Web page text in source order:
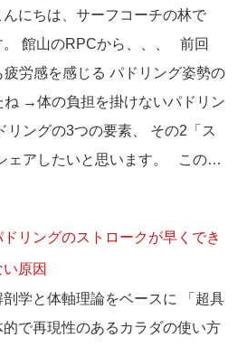
んにちは、サーフコーチの林で
。 館山のRPCから、、、 前回
労感を感じる パドリング姿勢の
ね →体の負担を掛けないパドリン
リングの3つの要素、 その2「ス
ェアしたいと思います。 この…
ドリングのストロークが早くでき
い原因
剖学と体軸理論をベースに 「超具
的で再現性のあるカラダの使い方